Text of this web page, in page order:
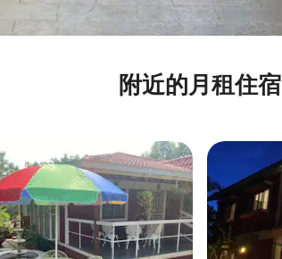
附近的月租住宿